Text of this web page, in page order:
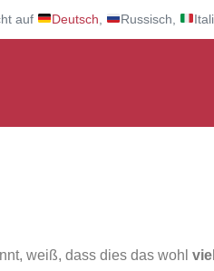
auf Deutsch Russisch,
weiß, dass dies das wohl